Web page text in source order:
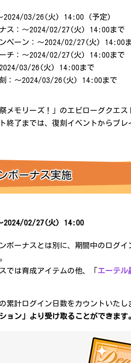
2024/03/26(火) 14:00 (予定)
ス：～2024/02/27(火) 14:00まで
ペーン：～2024/02/27(火) 14:00
チ：～2024/02/27(火) 14:00まで
03/26(火) 14:00まで
：～2024/03/26(火) 14:00まで
メモリーズ！」のエピローグクエ
終了までは、復刻イベントからプレ
ボーナス実施
2024/02/27(火) 14:00
ボーナスとは別に、期間中のログイ
では育成アイテムの他、「 エーテル
累計ログイン日数をカウントいたし
ョン」より受け取ることができます